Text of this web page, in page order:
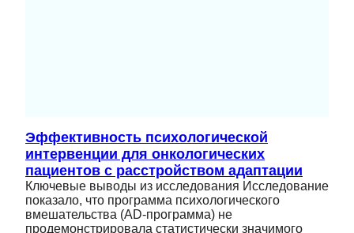
Эффективность психологической
интервенции для онкологических
пациентов с расстройством адаптации
Ключевые выводы из исследования Исследование
показало, что программа психологического
вмешательства (AD-программа) не
продемонстрировала статистически значимого